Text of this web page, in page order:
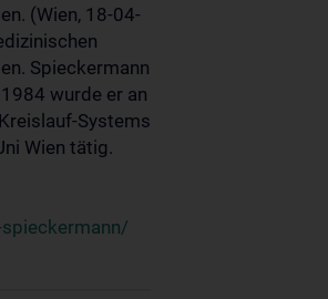
(Wien, 18-04-
Spieckermann
wurde er an
Systems
Wien tätig.